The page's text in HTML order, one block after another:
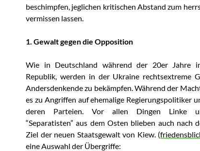
beschimpfen, jeglichen kritischen Abstand zum
vermissen lassen.
1. Gewalt gegen die Opposition
Wie in Deutschland während der 20er Jahre
Republik, werden in der Ukraine rechtsextreme
Andersdenkende zu bekämpfen. Während der
es zu Angriffen auf ehemalige Regierungspolitiker
deren Parteien. Vor allen Dingen Linke
“Separatisten” aus dem Osten blieben auch nach
Ziel der neuen Staatsgewalt von Kiew. (
eine Auswahl der Übergriffe: